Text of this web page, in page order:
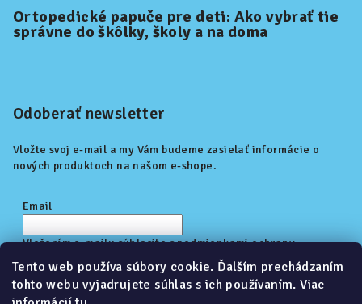
Tento web používa súbory cookie. Ďalším prechádzaním
tohto webu vyjadrujete súhlas s ich používaním. Viac
Ortopedické papuče pre deti: Ako vybrať tie
správne do škôlky, školy a na doma
Odoberať newsletter
Vložte svoj e-mail a my Vám budeme zasielať informácie o
nových produktoch na našom e-shope.
Email
Vložením e-mailu súhlasíte spodmienkami ochrany
osobných údajov